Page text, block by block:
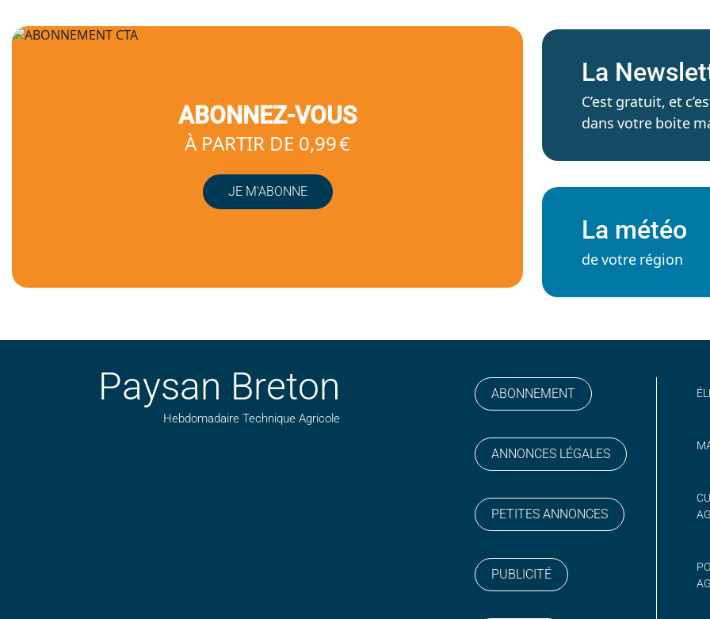
ABONNEZ-VOUS
À PARTIR DE 0,99 €
JE M’ABONNE
La
C’est gratuit, et
dans votre boite
La météo
de votre région
Paysan Breton
Hebdomadaire Technique Agricole
ABONNEMENT
ANNONCES LÉGALES
PETITES ANNONCES
PUBLICITÉ